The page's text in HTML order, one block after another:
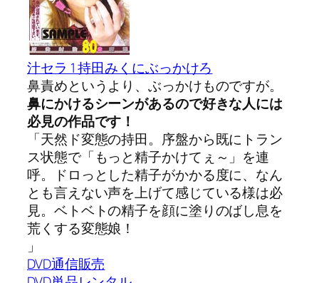
汁セラ 1 持田みくにぶっかけろ
鼻責めというより、ぶっかけものですが。
鼻にかけるシーンがあるので好きな人には
必見の作品です！
「天然ド変態の持田。序盤から既にトラン
ス状態で「もっと精子かけてぇ～」を連
呼。ドロっとした精子がかかる度に、なん
とも言えない声を上げて感じている様は必
見。ベトベトの精子を顔に塗りのばし息を
荒くする変態娘！
」
DVD通信販売